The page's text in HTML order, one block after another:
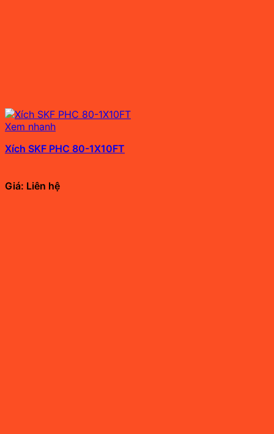
Xem nhanh
Xích SKF PHC 80-1X10FT
Giá: Liên hệ